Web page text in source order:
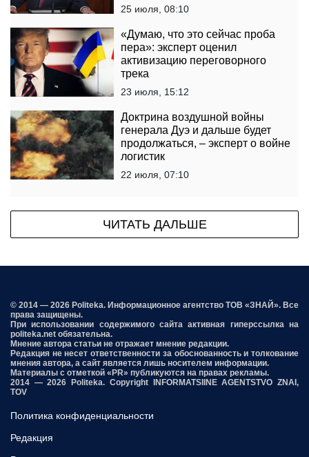
25 июля, 08:10
«Думаю, что это сейчас проба
пера»: эксперт оценил
активизацию переговорного
трека
23 июля, 15:12
Доктрина воздушной войны
генерала Дуэ и дальше будет
продолжаться, – эксперт о войне
логистик
22 июля, 07:10
ЧИТАТЬ ДАЛЬШЕ
© 2014 — 2026 Politeka. Информационное агентство ТОВ «ЗНАЙ». Все
права защищены.
При использовании содержимого сайта активная гиперссылка на
politeka.net обязательна.
Мнение автора статьи не отражает мнение редакции.
Редакция не несет ответственности за обоснованность и толкование
мнения автора, а сайт является лишь носителем информации.
Материалы с отметкой «PR» публикуются на правах рекламы.
2014 — 2026 Politeka. Copyright INFORMATSIINE AGENTSTVO ZNAI,
TOV
Политика конфиденциальности
Редакция